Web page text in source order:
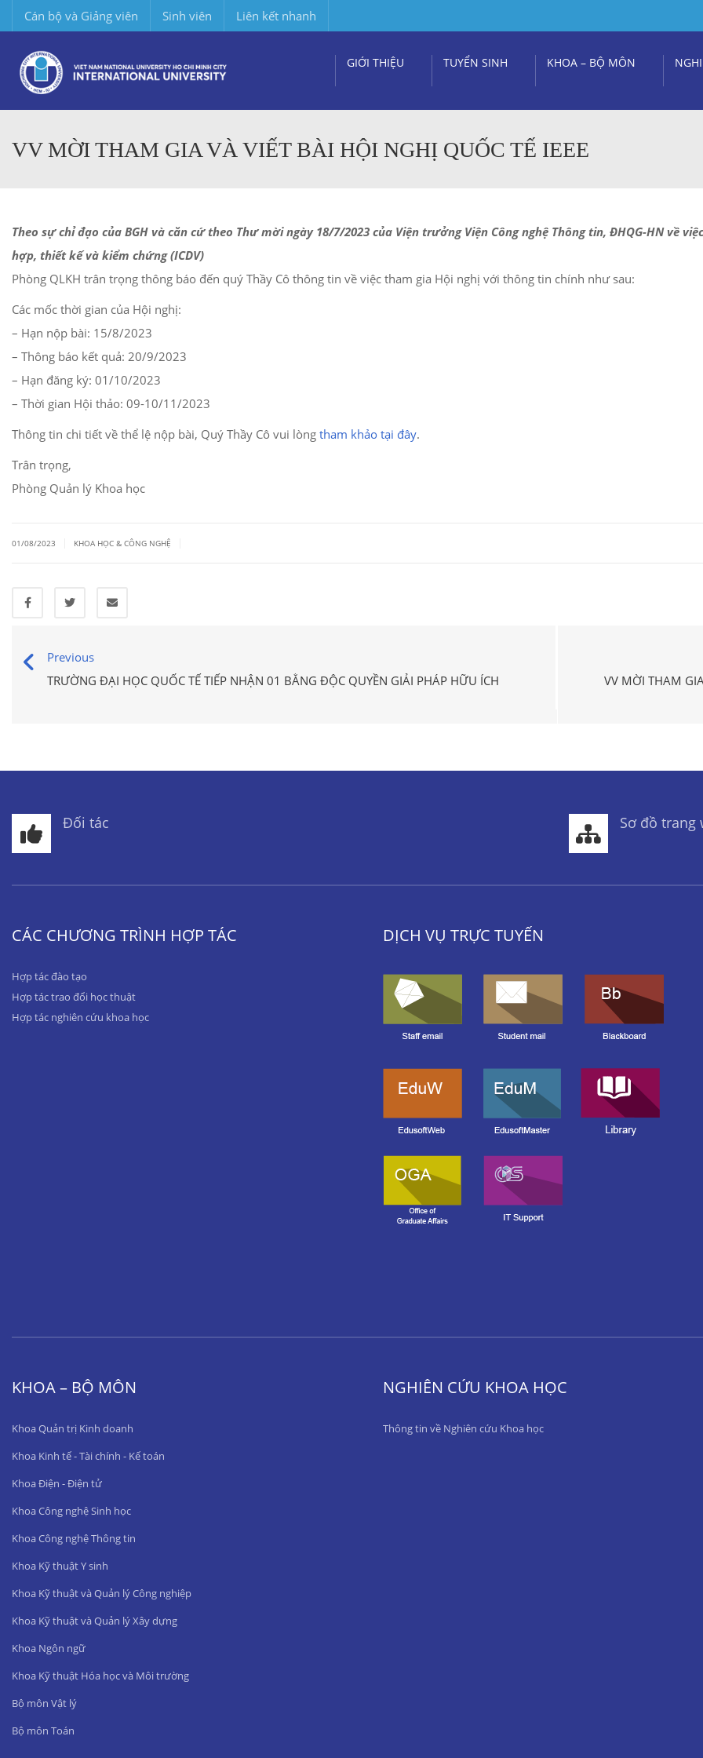
Cán bộ và Giảng viên Sinh viên Liên kết nhanh
GIỚI THIỆU TUYỂN SINH KHOA – BỘ MÔN
VV MỜI THAM GIA VÀ VIẾT BÀI HỘI NGHỊ QUỐC TẾ IEEE
Theo sự chỉ đạo của BGH và căn cứ theo Thư mời ngày 18/7/2023 của Viện trưởng Viện Công nghệ Thông tin, ĐHQG-HN về
hợp, thiết kế và kiểm chứng (ICDV)
Phòng QLKH trân trọng thông báo đến quý Thầy Cô thông tin về việc tham gia Hội nghị với thông tin chính như sau:
Các mốc thời gian của Hội nghị:
– Hạn nộp bài: 15/8/2023
– Thông báo kết quả: 20/9/2023
– Hạn đăng ký: 01/10/2023
– Thời gian Hội thảo: 09-10/11/2023
Thông tin chi tiết về thể lệ nộp bài, Quý Thầy Cô vui lòng tham khảo tại đây.
Trân trọng,
Phòng Quản lý Khoa học
01/08/2023 KHOA HỌC & CÔNG NGHỆ
Previous
TRƯỜNG ĐẠI HỌC QUỐC TẾ TIẾP NHẬN 01 BẰNG ĐỘC QUYỀN GIẢI PHÁP HỮU ÍCH
VV MỜI THAM
Đối tác Sơ đồ trang
CÁC CHƯƠNG TRÌNH HỢP TÁC
Hợp tác đào tạo
Hợp tác trao đổi học thuật
Hợp tác nghiên cứu khoa học
DỊCH VỤ TRỰC TUYẾN
KHOA – BỘ MÔN
Khoa Quản trị Kinh doanh
Khoa Kinh tế - Tài chính - Kế toán
Khoa Điện - Điện tử
Khoa Công nghệ Sinh học
Khoa Công nghệ Thông tin
Khoa Kỹ thuật Y sinh
Khoa Kỹ thuật và Quản lý Công nghiệp
Khoa Kỹ thuật và Quản lý Xây dựng
Khoa Ngôn ngữ
Khoa Kỹ thuật Hóa học và Môi trường
Bộ môn Vật lý
Bộ môn Toán
NGHIÊN CỨU KHOA HỌC
Thông tin về Nghiên cứu Khoa học